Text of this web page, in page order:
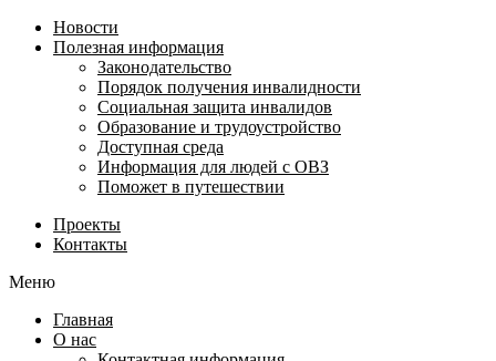
Новости
Полезная информация
Законодательство
Порядок получения инвалидности
Социальная защита инвалидов
Образование и трудоустройство
Доступная среда
Информация для людей с ОВЗ
Поможет в путешествии
Проекты
Контакты
Меню
Главная
О нас